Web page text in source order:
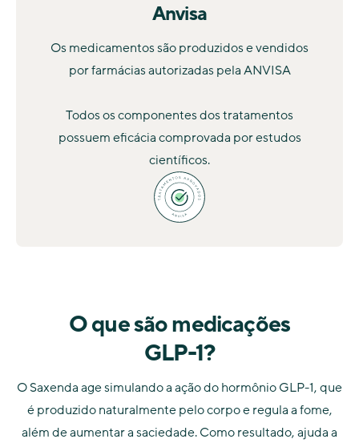
Anvisa
Os medicamentos são produzidos e vendidos
por farmácias autorizadas pela ANVISA
Todos os componentes dos tratamentos
possuem eficácia comprovada por estudos
científicos.
O que são medicações
GLP-1?
O Saxenda age simulando a ação do hormônio GLP-1, que
é produzido naturalmente pelo corpo e regula a fome,
além de aumentar a saciedade. Como resultado, ajuda a